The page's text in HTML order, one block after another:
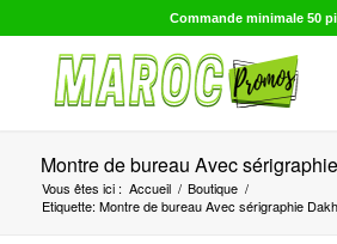
Commande minimale 50
Montre de bureau Avec
Vous êtes ici : Accueil / Boutique /
Etiquette: Montre de bureau Avec sérigraphie